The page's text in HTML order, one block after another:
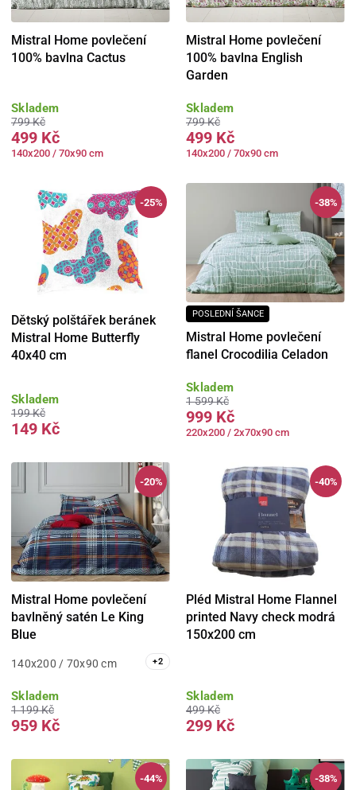
Mistral Home povlečení
100% bavlna Cactus
Skladem
799 Kč
499 Kč
140x200 / 70x90 cm
Mistral Home povlečení
100% bavlna English
Garden
Skladem
799 Kč
499 Kč
140x200 / 70x90 cm
-25%
Dětský polštářek beránek
Mistral Home Butterfly
40x40 cm
Skladem
199 Kč
149 Kč
-38%
POSLEDNÍ ŠANCE
Mistral Home povlečení
flanel Crocodilia Celadon
Skladem
1 599 Kč
999 Kč
220x200 / 2x70x90 cm
-20%
Mistral Home povlečení
bavlněný satén Le King
Blue
140x200 / 70x90 cm +2
Skladem
1 199 Kč
959 Kč
-40%
Pléd Mistral Home Flannel
printed Navy check modrá
150x200 cm
Skladem
499 Kč
299 Kč
-44% -38%